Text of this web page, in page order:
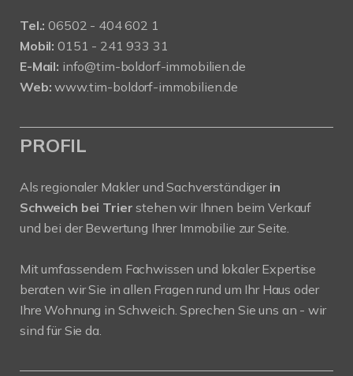
Tel.: 06502 - 404 602 1
Mobil: 0151 - 241 933 31
E-Mail: info@tim-boldorf-immobilien.de
Web:www.tim-boldorf-immobilien.de
PROFIL
Als regionaler Makler und Sachverständigerin
Schweich bei Trierstehen wir Ihnen beim Verkauf
und bei der Bewertung Ihrer Immobilie zur Seite.
Mit umfassendem Fachwissen und lokaler Expertise
beraten wir Sie in allen Fragen rund um Ihr Haus oder
Ihre Wohnung in Schweich. Sprechen Sie uns an - wir
sind für Sie da.